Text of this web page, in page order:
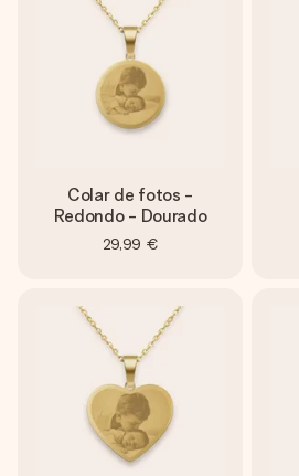
Colar de fotos -
Redondo - Dourado
29,99 €